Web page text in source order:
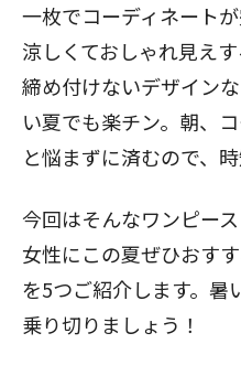
一枚でコーディネート
涼しくておしゃれ見え
締め付けないデザイン
い夏でも楽チン。朝、
と悩まずに済むので、
今回はそんなワンピー
女性にこの夏ぜひおす
を5つご紹介します。暑
乗り切りましょう！